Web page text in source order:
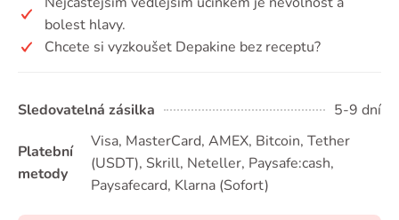
bolest hlavy.
Chcete si vyzkoušet Depakine bez receptu?
Sledovatelná zásilka 5-9 dní
Platební
metody
Visa, MasterCard, AMEX, Bitcoin, Tether
(USDТ), Skrill, Neteller, Paysafe:cash,
Paysafecard, Klarna (Sofort)